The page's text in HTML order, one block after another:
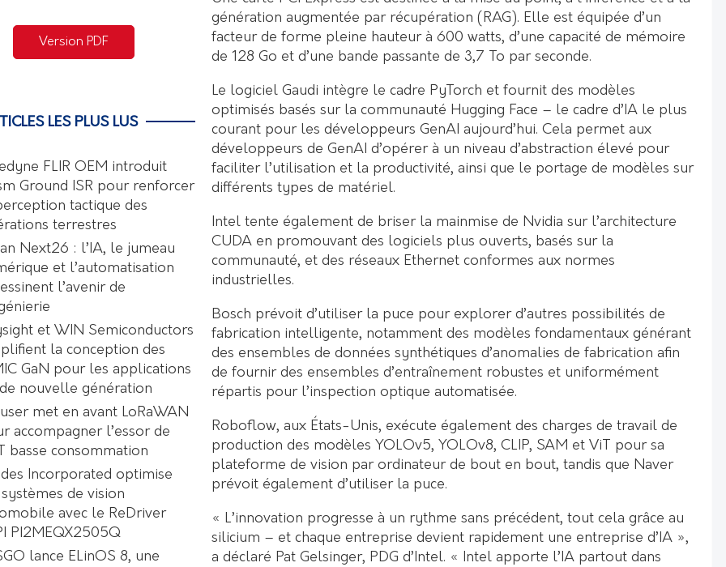
génération augmentée par récupération (RAG). Elle est équipée d’un
facteur de forme pleine hauteur à 600 watts, d’une capacité de mémoire
de 128 Go et d’une bande passante de 3,7 To par seconde.
Le logiciel Gaudi intègre le cadre PyTorch et fournit des modèles
optimisés basés sur la communauté Hugging Face – le cadre d’IA le plus
courant pour les développeurs GenAI aujourd’hui. Cela permet aux
développeurs de GenAI d’opérer à un niveau d’abstraction élevé pour
faciliter l’utilisation et la productivité, ainsi que le portage de modèles sur
différents types de matériel.
Intel tente également de briser la mainmise de Nvidia sur l’architecture
CUDA en promouvant des logiciels plus ouverts, basés sur la
communauté, et des réseaux Ethernet conformes aux normes
industrielles.
Bosch prévoit d’utiliser la puce pour explorer d’autres possibilités de
fabrication intelligente, notamment des modèles fondamentaux générant
des ensembles de données synthétiques d’anomalies de fabrication afin
de fournir des ensembles d’entraînement robustes et uniformément
répartis pour l’inspection optique automatisée.
Roboflow, aux États-Unis, exécute également des charges de travail de
production des modèles YOLOv5, YOLOv8, CLIP, SAM et ViT pour sa
plateforme de vision par ordinateur de bout en bout, tandis que Naver
prévoit également d’utiliser la puce.
« L’innovation progresse à un rythme sans précédent, tout cela grâce au
silicium – et chaque entreprise devient rapidement une entreprise d’IA »,
a déclaré Pat Gelsinger, PDG d’Intel. « Intel apporte l’IA partout dans
Version PDF
LES PLUS LUS
FLIR OEM introduit
Ground ISR pour renforcer
tactique des
terrestres
Next26 : l’IA, le jumeau
et l’automatisation
l’avenir de
et WIN Semiconductors
la conception des
GaN pour les applications
nouvelle génération
met en avant LoRaWAN
accompagner l’essor de
basse consommation
Incorporated optimise
de vision
avec le ReDriver
PI2MEQX2505Q
lance ELinOS 8, une